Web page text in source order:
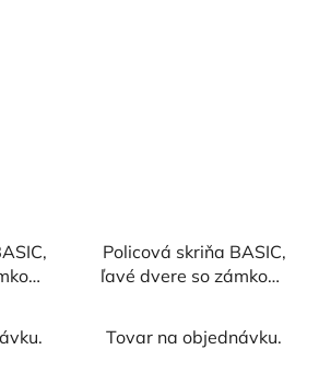
Policová skriňa BASIC,
ľavé dvere so zámkom,
Tovar na objednávku.